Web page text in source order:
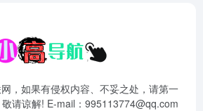
，如果有侵权内容、不妥之处，请第一
请谅解! E-mail：995113774@qq.com